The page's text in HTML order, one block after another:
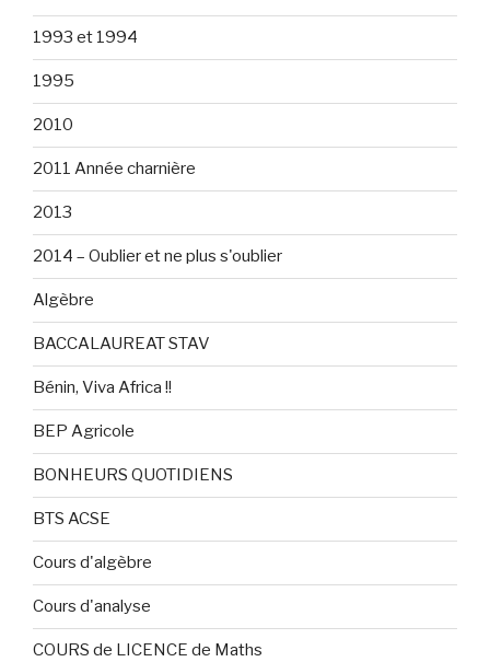
1993 et 1994
1995
2010
2011 Année charnière
2013
2014 – Oublier et ne plus s'oublier
Algèbre
BACCALAUREAT STAV
Bénin, Viva Africa !!
BEP Agricole
BONHEURS QUOTIDIENS
BTS ACSE
Cours d'algèbre
Cours d'analyse
COURS de LICENCE de Maths